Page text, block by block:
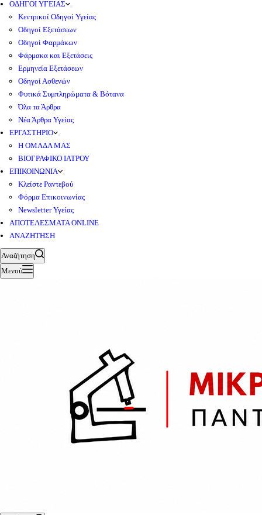
ΟΔΗΓΟΙ ΥΓΕΙΑΣ
Κεντρικοί Οδηγοί Υγείας
Οδηγοί Εξετάσεων
Οδηγοί Φαρμάκων
Φάρμακα και Εξετάσεις
Ερμηνεία Εξετάσεων
Οδηγοί Ασθενών
Φυτικά Συμπληρώματα & Βότανα
Όλα τα Άρθρα
Νέα Άρθρα Υγείας
ΕΡΓΑΣΤΗΡΙΟ
Η ΟΜΑΔΑ ΜΑΣ
ΒΙΟΓΡΑΦΙΚΟ ΙΑΤΡΟΥ
ΕΠΙΚΟΙΝΩΝΙΑ
Κλείστε Ραντεβού
Φόρμα Επικοινωνίας
Newsletter Υγείας
ΑΠΟΤΕΛΕΣΜΑΤΑ ONLINE
ΑΝΑΖΗΤΗΣΗ
Αναζήτηση
Μενού